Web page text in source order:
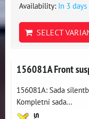
Availability: In 3 days
SELECT
156081A Front
156081A: Sada
Kompletní sada...